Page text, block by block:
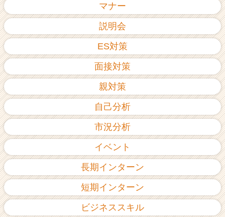
マナー
説明会
ES対策
面接対策
親対策
自己分析
市況分析
イベント
長期インターン
短期インターン
ビジネススキル